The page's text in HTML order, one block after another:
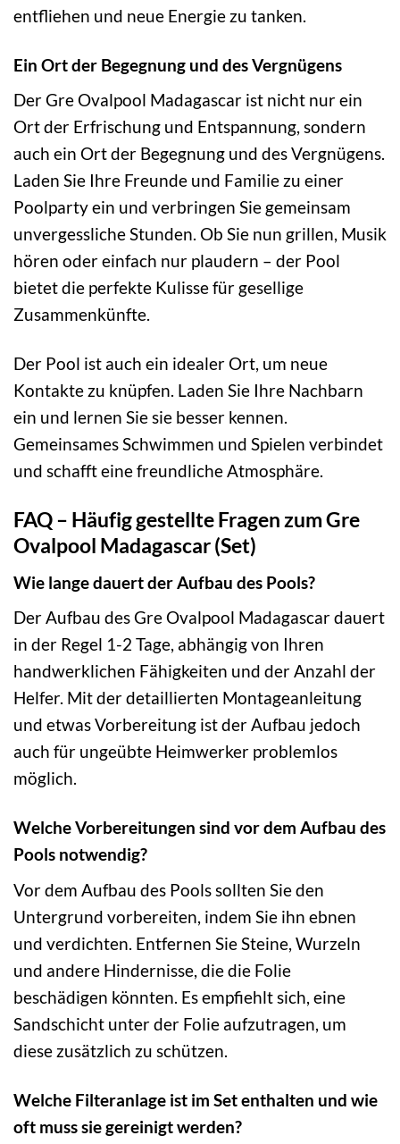
entfliehen und neue Energie zu tanken.
Ein Ort der Begegnung und des Vergnügens
Der Gre Ovalpool Madagascar ist nicht nur ein
Ort der Erfrischung und Entspannung, sondern
auch ein Ort der Begegnung und des Vergnügens.
Laden Sie Ihre Freunde und Familie zu einer
Poolparty ein und verbringen Sie gemeinsam
unvergessliche Stunden. Ob Sie nun grillen, Musik
hören oder einfach nur plaudern – der Pool
bietet die perfekte Kulisse für gesellige
Zusammenkünfte.
Der Pool ist auch ein idealer Ort, um neue
Kontakte zu knüpfen. Laden Sie Ihre Nachbarn
ein und lernen Sie sie besser kennen.
Gemeinsames Schwimmen und Spielen verbindet
und schafft eine freundliche Atmosphäre.
FAQ – Häufig gestellte Fragen zum Gre
Ovalpool Madagascar (Set)
Wie lange dauert der Aufbau des Pools?
Der Aufbau des Gre Ovalpool Madagascar dauert
in der Regel 1-2 Tage, abhängig von Ihren
handwerklichen Fähigkeiten und der Anzahl der
Helfer. Mit der detaillierten Montageanleitung
und etwas Vorbereitung ist der Aufbau jedoch
auch für ungeübte Heimwerker problemlos
möglich.
Welche Vorbereitungen sind vor dem Aufbau des
Pools notwendig?
Vor dem Aufbau des Pools sollten Sie den
Untergrund vorbereiten, indem Sie ihn ebnen
und verdichten. Entfernen Sie Steine, Wurzeln
und andere Hindernisse, die die Folie
beschädigen könnten. Es empfiehlt sich, eine
Sandschicht unter der Folie aufzutragen, um
diese zusätzlich zu schützen.
Welche Filteranlage ist im Set enthalten und wie
oft muss sie gereinigt werden?